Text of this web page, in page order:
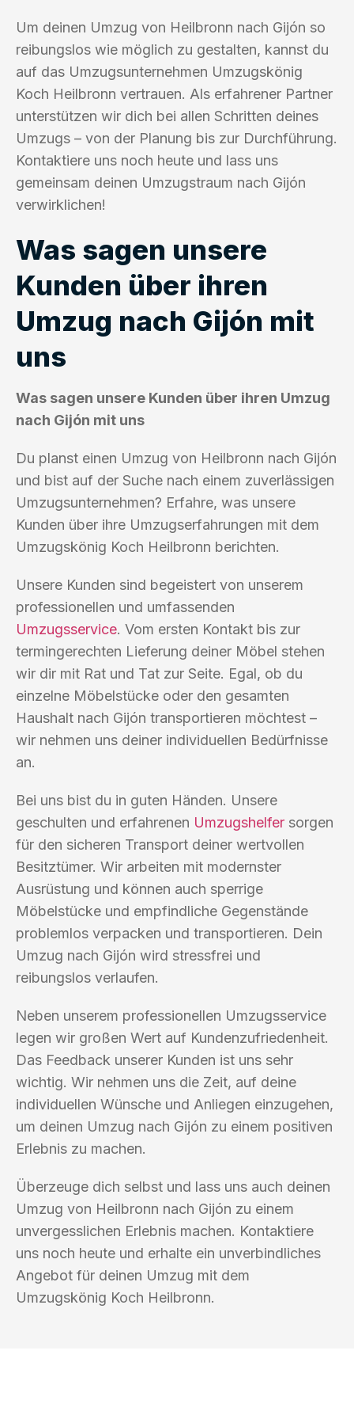
Um deinen Umzug von Heilbronn nach Gijón so
reibungslos wie möglich zu gestalten, kannst du
auf das Umzugsunternehmen Umzugskönig
Koch Heilbronn vertrauen. Als erfahrener Partner
unterstützen wir dich bei allen Schritten deines
Umzugs – von der Planung bis zur Durchführung.
Kontaktiere uns noch heute und lass uns
gemeinsam deinen Umzugstraum nach Gijón
verwirklichen!
Was sagen unsere
Kunden über ihren
Umzug nach Gijón mit
uns
Was sagen unsere Kunden über ihren Umzug
nach Gijón mit uns
Du planst einen Umzug von Heilbronn nach Gijón
und bist auf der Suche nach einem zuverlässigen
Umzugsunternehmen? Erfahre, was unsere
Kunden über ihre Umzugserfahrungen mit dem
Umzugskönig Koch Heilbronn berichten.
Unsere Kunden sind begeistert von unserem
professionellen und umfassenden
Umzugsservice. Vom ersten Kontakt bis zur
termingerechten Lieferung deiner Möbel stehen
wir dir mit Rat und Tat zur Seite. Egal, ob du
einzelne Möbelstücke oder den gesamten
Haushalt nach Gijón transportieren möchtest –
wir nehmen uns deiner individuellen Bedürfnisse
an.
Bei uns bist du in guten Händen. Unsere
geschulten und erfahrenen Umzugshelfer sorgen
für den sicheren Transport deiner wertvollen
Besitztümer. Wir arbeiten mit modernster
Ausrüstung und können auch sperrige
Möbelstücke und empfindliche Gegenstände
problemlos verpacken und transportieren. Dein
Umzug nach Gijón wird stressfrei und
reibungslos verlaufen.
Neben unserem professionellen Umzugsservice
legen wir großen Wert auf Kundenzufriedenheit.
Das Feedback unserer Kunden ist uns sehr
wichtig. Wir nehmen uns die Zeit, auf deine
individuellen Wünsche und Anliegen einzugehen,
um deinen Umzug nach Gijón zu einem positiven
Erlebnis zu machen.
Überzeuge dich selbst und lass uns auch deinen
Umzug von Heilbronn nach Gijón zu einem
unvergesslichen Erlebnis machen. Kontaktiere
uns noch heute und erhalte ein unverbindliches
Angebot für deinen Umzug mit dem
Umzugskönig Koch Heilbronn.